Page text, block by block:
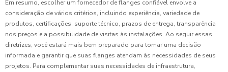
Em resumo, escolher um fornecedor de flanges confiável envolve a
consideração de vários critérios, incluindo experiência, variedade de
produtos, certificações, suporte técnico, prazos de entrega, transparência
nos preços e a possibilidade de visitas às instalações. Ao seguir essas
diretrizes, você estará mais bem preparado para tomar uma decisão
informada e garantir que suas flanges atendam às necessidades de seus
projetos. Para complementar suas necessidades de infraestrutura,